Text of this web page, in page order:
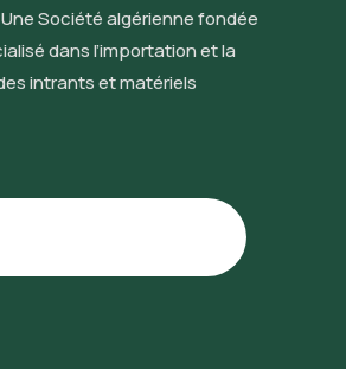
Une Société algérienne fondée
dans l’importation et la
intrants et matériels